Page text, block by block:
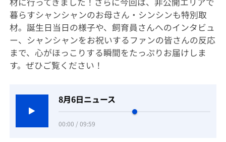
暮らすシャンシャンのお母さん・シンシンも特別取
材。誕生日当日の様子や、飼育員さんへのインタビュ
ー、シャンシャンをお祝いするファンの皆さんの反応
まで、心がほっこりする瞬間をたっぷりお届けしま
す。ぜひご覧ください！
8月6日ニュース
00:00 / 09:59